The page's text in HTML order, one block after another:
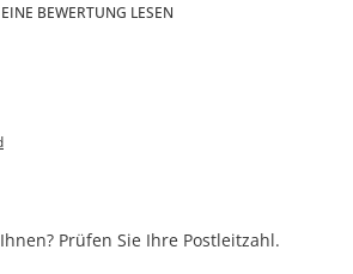
EINE BEWERTUNG LESEN
Prüfen Sie Ihre Postleitzahl.